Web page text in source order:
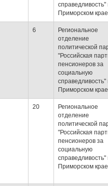
справедливость"
Приморском крае
6
Региональное
отделение
политической
"Российская
пенсионеров за
социальную
справедливость"
Приморском крае
20
Региональное
отделение
политической
"Российская
пенсионеров за
социальную
справедливость"
Приморском крае